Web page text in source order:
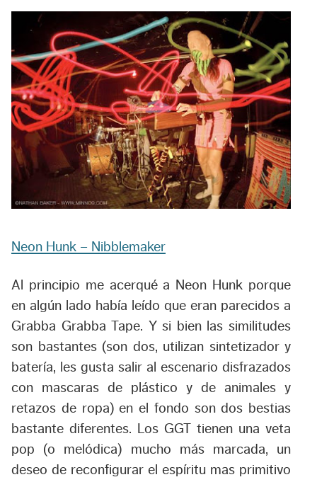
Neon Hunk – Nibblemaker
Al principio me acerqué a Neon Hunk porque
en algún lado había leído que eran parecidos a
Grabba Grabba Tape. Y si bien las similitudes
son bastantes (son dos, utilizan sintetizador y
batería, les gusta salir al escenario disfrazados
con mascaras de plástico y de animales y
retazos de ropa) en el fondo son dos bestias
bastante diferentes. Los GGT tienen una veta
pop (o melódica) mucho más marcada, un
deseo de reconfigurar el espíritu mas primitivo